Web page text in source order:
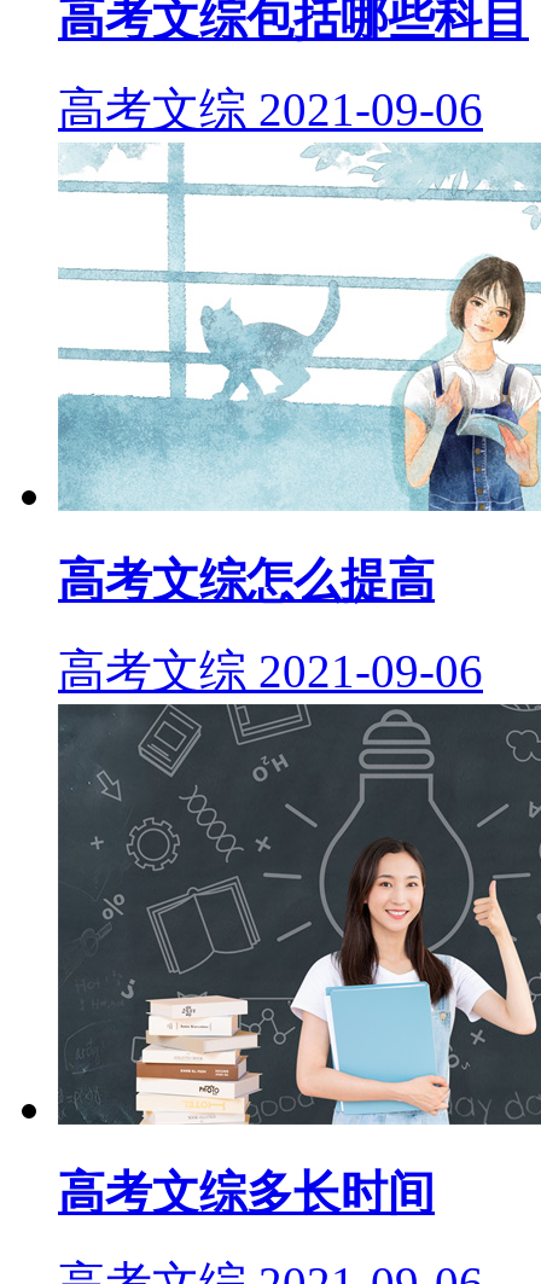
高考文综包括哪些科目
高考文综 2021-09-06
高考文综怎么提高
高考文综 2021-09-06
高考文综多长时间